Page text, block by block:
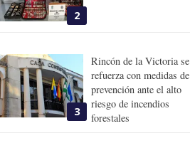
2
3
Rincón de la Victoria se
refuerza con medidas de
prevención ante el alto
riesgo de incendios
forestales